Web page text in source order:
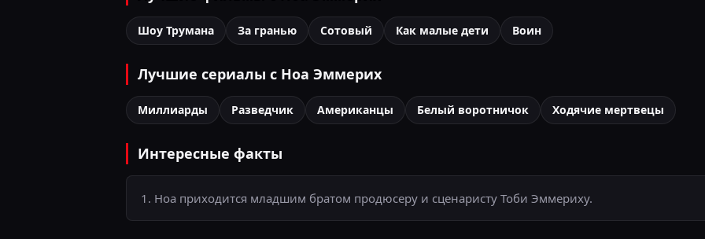
Шоу Трумана За гранью Сотовый Как малые дети Воин
Лучшие сериалы с Ноа Эммерих
Миллиарды Разведчик Американцы Белый воротничок Ходячие мертвецы
Интересные факты
1. Ноа приходится младшим братом продюсеру и сценаристу Тоби Эммериху.